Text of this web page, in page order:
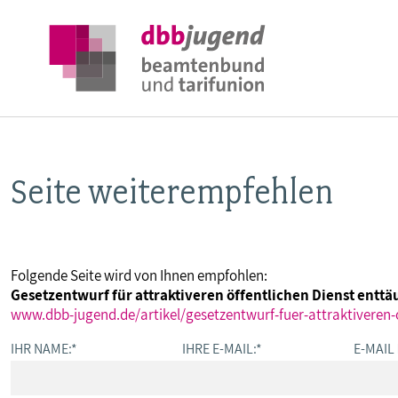
ÜBER DIE DBB JUGEND
AUSBILDUNGSINFORMATIONEN
Seite weiterempfehlen
Folgende Seite wird von Ihnen empfohlen:
Gesetzentwurf für attraktiveren öffentlichen Dienst
www.dbb-jugend.de/artikel/gesetzentwurf-fuer-
IHR NAME:* IHRE E-MAIL:* E-MAIL